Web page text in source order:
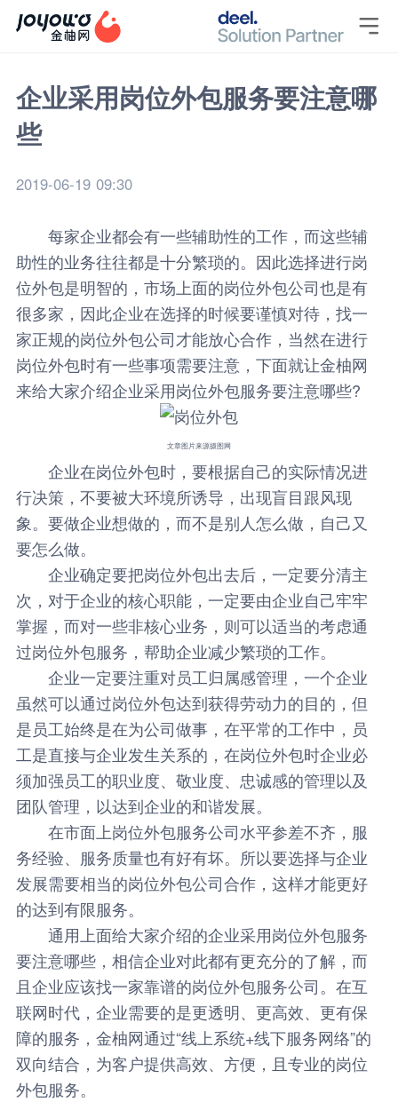

企业采用岗位外包服务要注意哪
些
2019-06-19 09:30
每家企业都会有一些辅助性的工作，而这些辅
助性的业务往往都是十分繁琐的。因此选择进行岗
位外包是明智的，市场上面的岗位外包公司也是有
很多家，因此企业在选择的时候要谨慎对待，找一
家正规的岗位外包公司才能放心合作，当然在进行
岗位外包时有一些事项需要注意，下面就让金柚网
来给大家介绍企业采用岗位外包服务要注意哪些?
文章图片来源摄图网
企业在岗位外包时，要根据自己的实际情况进
行决策，不要被大环境所诱导，出现盲目跟风现
象。要做企业想做的，而不是别人怎么做，自己又
要怎么做。
企业确定要把岗位外包出去后，一定要分清主
次，对于企业的核心职能，一定要由企业自己牢牢
掌握，而对一些非核心业务，则可以适当的考虑通
过岗位外包服务，帮助企业减少繁琐的工作。
企业一定要注重对员工归属感管理，一个企业
虽然可以通过岗位外包达到获得劳动力的目的，但
是员工始终是在为公司做事，在平常的工作中，员
工是直接与企业发生关系的，在岗位外包时企业必
须加强员工的职业度、敬业度、忠诚感的管理以及
团队管理，以达到企业的和谐发展。
在市面上岗位外包服务公司水平参差不齐，服
务经验、服务质量也有好有坏。所以要选择与企业
发展需要相当的岗位外包公司合作，这样才能更好
的达到有限服务。
通用上面给大家介绍的企业采用岗位外包服务
要注意哪些，相信企业对此都有更充分的了解，而
且企业应该找一家靠谱的岗位外包服务公司。在互
联网时代，企业需要的是更透明、更高效、更有保
障的服务， 金柚网通过“线上系统+线下服务网络”的
双向结合，为客户提供高效、方便，且专业的岗位
外包服务。